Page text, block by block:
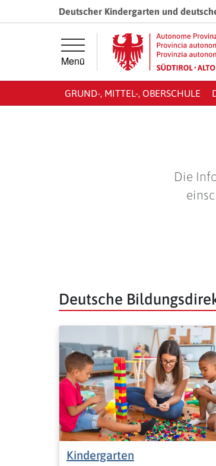
Springe direkt zur Hauptnavigation
Springe direkt zum InhaltDeutscher Kindergarten und
Menü
GRUND-, MITTEL-, OBERSCHULE
Die
Deutsche
Kindergarten